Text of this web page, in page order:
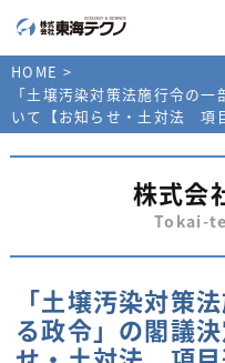
HOME
「土壌汚染対策法施行令の
いて【お知らせ・土対法 項
株式会
Tokai-
「土壌汚染対策
る政令」の閣議